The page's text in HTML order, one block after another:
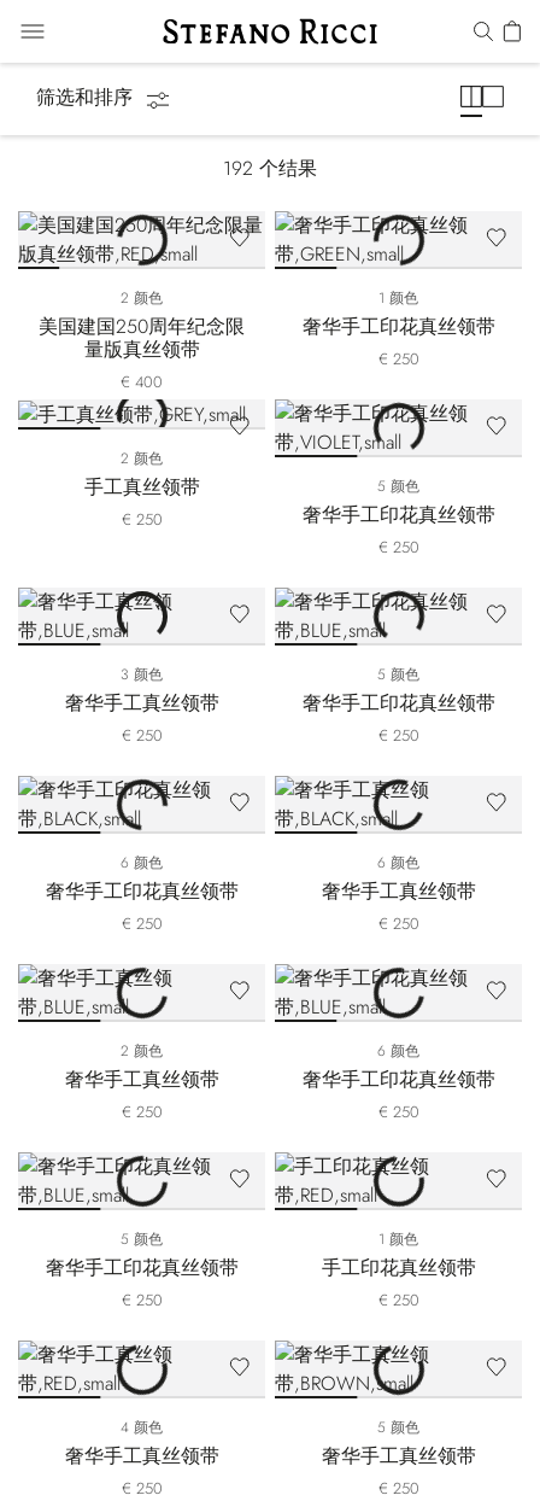
筛选和排序
192 个结果
2 颜色
美国建国250周年纪念限
量版真丝领带
€ 400
1 颜色
奢华手工印花真丝领带
€ 250
2 颜色
手工真丝领带
€ 250
5 颜色
奢华手工印花真丝领带
€ 250
3 颜色
奢华手工真丝领带
€ 250
5 颜色
奢华手工印花真丝领带
€ 250
6 颜色
奢华手工印花真丝领带
€ 250
6 颜色
奢华手工真丝领带
€ 250
2 颜色
奢华手工真丝领带
€ 250
6 颜色
奢华手工印花真丝领带
€ 250
5 颜色
奢华手工印花真丝领带
€ 250
1 颜色
手工印花真丝领带
€ 250
4 颜色
奢华手工真丝领带
€ 250
5 颜色
奢华手工真丝领带
€ 250